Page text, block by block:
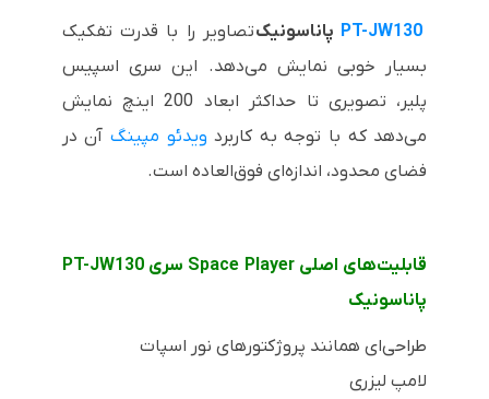
PT-JW130 پاناسونیکتصاویر را با قدرت تفکیک
بسیار خوبی نمایش می‌دهد. این سری اسپیس
پلیر، تصویری تا حداکثر ابعاد 200 اینچ نمایش
می‌دهد که با توجه به کاربرد ویدئو مپینگ آن در
فضای محدود، اندازه‌ای فوق‌العاده است.
قابلیت‌های اصلیSpace Player سریPT-JW130
پاناسونیک
طراحی‌ای همانند پروژکتورهای نور اسپات
لامپ لیزری